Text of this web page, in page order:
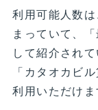
利用可能人数
まっていて、
して紹介され
「カタオカビ
利用いただけ